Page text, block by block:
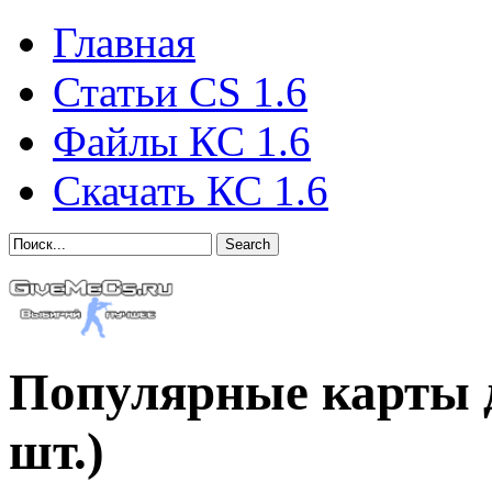
Главная
Статьи CS 1.6
Файлы КС 1.6
Скачать КС 1.6
Search
Популярные карты
шт.)